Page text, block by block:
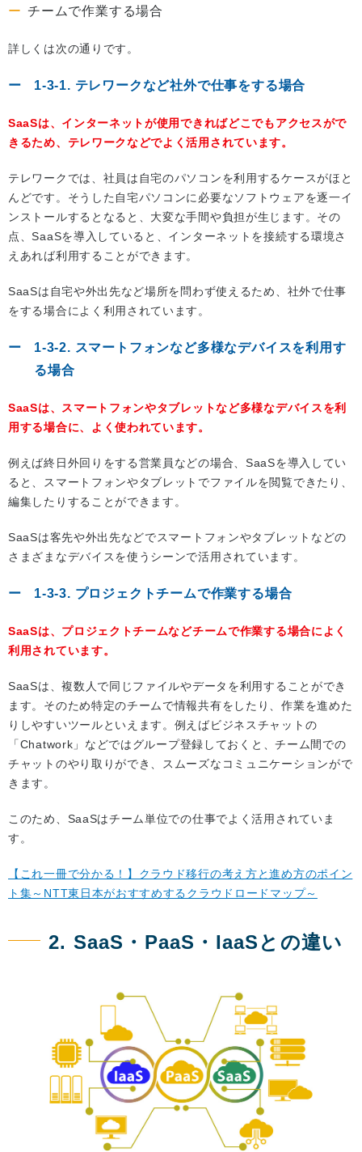
チームで作業する場合
詳しくは次の通りです。
1-3-1. テレワークなど社外で仕事をする場合
SaaSは、インターネットが使用できればどこでもアクセスがで
きるため、テレワークなどでよく活用されています。
テレワークでは、社員は自宅のパソコンを利用するケースがほと
んどです。そうした自宅パソコンに必要なソフトウェアを逐一イ
ンストールするとなると、大変な手間や負担が生じます。その
点、SaaSを導入していると、インターネットを接続する環境さ
えあれば利用することができます。
SaaSは自宅や外出先など場所を問わず使えるため、社外で仕事
をする場合によく利用されています。
1-3-2. スマートフォンなど多様なデバイスを利用す
る場合
SaaSは、スマートフォンやタブレットなど多様なデバイスを利
用する場合に、よく使われています。
例えば終日外回りをする営業員などの場合、SaaSを導入してい
ると、スマートフォンやタブレットでファイルを閲覧できたり、
編集したりすることができます。
SaaSは客先や外出先などでスマートフォンやタブレットなどの
さまざまなデバイスを使うシーンで活用されています。
1-3-3. プロジェクトチームで作業する場合
SaaSは、プロジェクトチームなどチームで作業する場合によく
利用されています。
SaaSは、複数人で同じファイルやデータを利用することができ
ます。そのため特定のチームで情報共有をしたり、作業を進めた
りしやすいツールといえます。例えばビジネスチャットの
「Chatwork」などではグループ登録しておくと、チーム間での
チャットのやり取りができ、スムーズなコミュニケーションがで
きます。
このため、SaaSはチーム単位での仕事でよく活用されていま
す。
【これ一冊で分かる！】クラウド移行の考え方と進め方のポイン
ト集～NTT東日本がおすすめするクラウドロードマップ～
2. SaaS・PaaS・IaaSとの違い